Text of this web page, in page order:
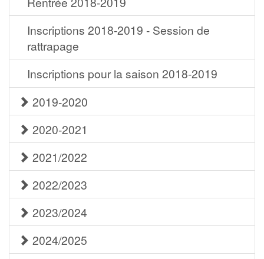
Inscriptions 2018-2019 - Session de
rattrapage
Inscriptions pour la saison 2018-2019
2019-2020
2020-2021
2021/2022
2022/2023
2023/2024
2024/2025